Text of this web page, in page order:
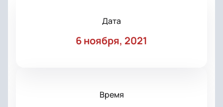
Дата
6 ноября, 2021
Время